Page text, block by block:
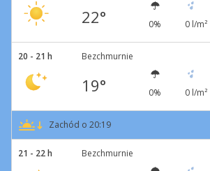
22° 0% 0 l/m²
20 - 21 h Bezchmurnie
19° 0% 0 l/m²
Zachód o 20:19
21 - 22 h Bezchmurnie